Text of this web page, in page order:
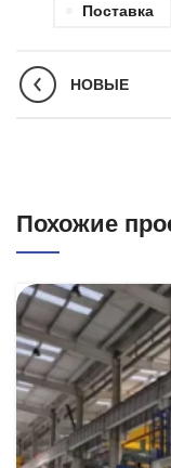
Поставка
НОВЫЕ
Похожие